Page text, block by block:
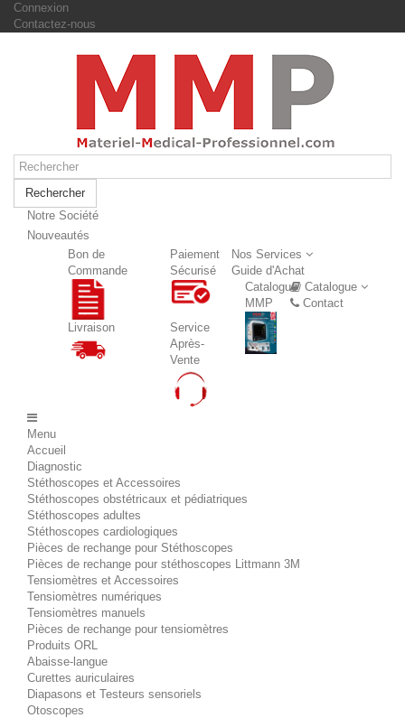
Connexion
Contactez-nous
Rechercher
Notre Société
Nouveautés
Nos Services
Bon de
Commande
Paiement
Sécurisé
Livraison
Service
Après-
Vente
Guide d'Achat
Catalogue
Catalogue
MMP
Contact
Menu
Accueil
Diagnostic
Stéthoscopes et Accessoires
Stéthoscopes obstétricaux et pédiatriques
Stéthoscopes adultes
Stéthoscopes cardiologiques
Pièces de rechange pour Stéthoscopes
Pièces de rechange pour stéthoscopes Littmann 3M
Tensiomètres et Accessoires
Tensiomètres numériques
Tensiomètres manuels
Pièces de rechange pour tensiomètres
Produits ORL
Abaisse-langue
Curettes auriculaires
Diapasons et Testeurs sensoriels
Otoscopes